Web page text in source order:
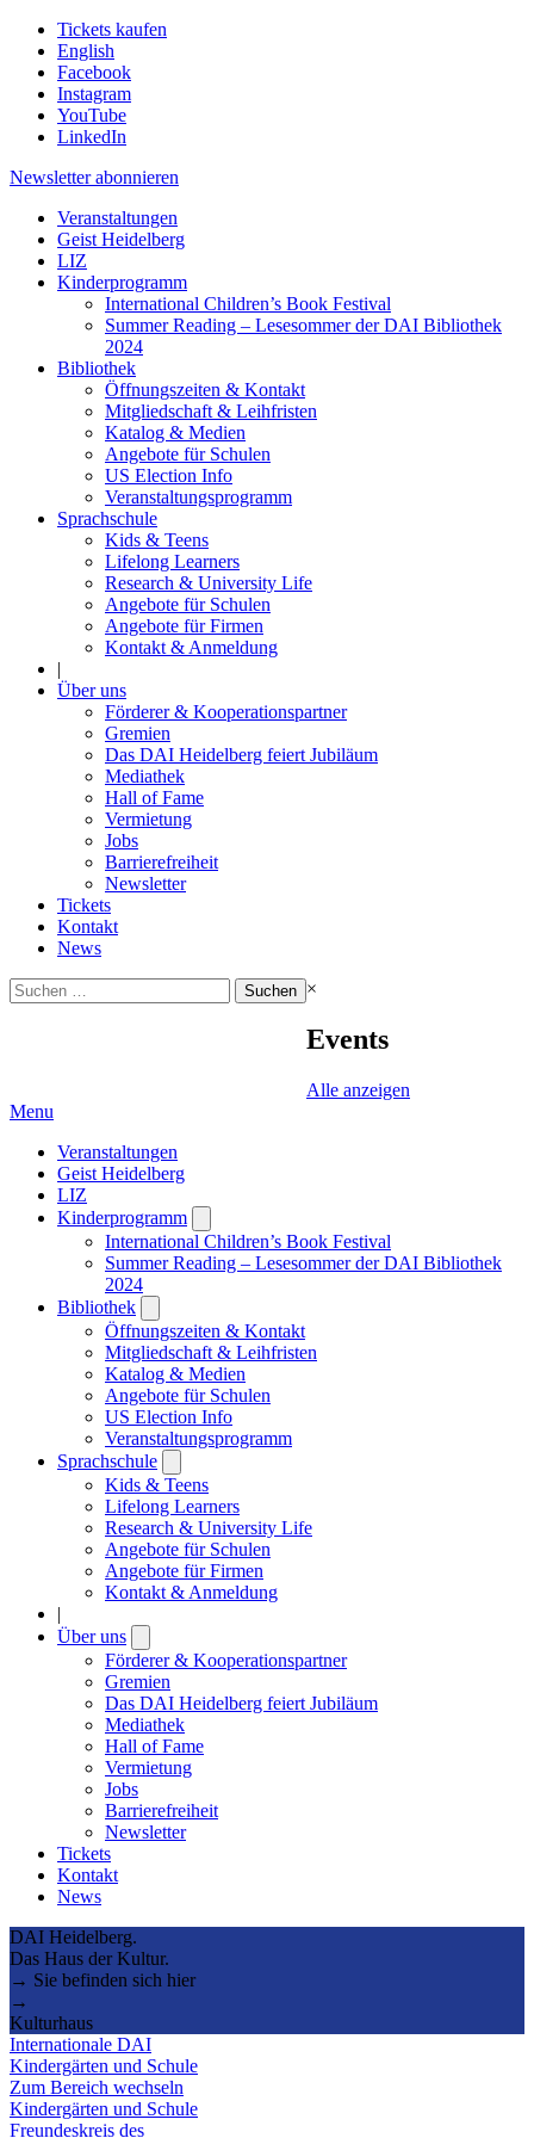
Tickets kaufen
English
Facebook
Instagram
YouTube
LinkedIn
Newsletter abonnieren
Veranstaltungen
Geist Heidelberg
LIZ
Kinderprogramm
International Children’s Book Festival
Summer Reading – Lesesommer der DAI Bibliothek
2024
Bibliothek
Öffnungszeiten & Kontakt
Mitgliedschaft & Leihfristen
Katalog & Medien
Angebote für Schulen
US Election Info
Veranstaltungsprogramm
Sprachschule
Kids & Teens
Lifelong Learners
Research & University Life
Angebote für Schulen
Angebote für Firmen
Kontakt & Anmeldung
|
Über uns
Förderer & Kooperationspartner
Gremien
Das DAI Heidelberg feiert Jubiläum
Mediathek
Hall of Fame
Vermietung
Jobs
Barrierefreiheit
Newsletter
Tickets
Kontakt
News
Suchen
nach:
×
Events
Alle anzeigen
Menu
Veranstaltungen
Geist Heidelberg
LIZ
Kinderprogramm
submenu
International Children’s Book Festival
Summer Reading – Lesesommer der DAI Bibliothek
2024
Bibliothek
submenu
Öffnungszeiten & Kontakt
Mitgliedschaft & Leihfristen
Katalog & Medien
Angebote für Schulen
US Election Info
Veranstaltungsprogramm
Sprachschule
submenu
Kids & Teens
Lifelong Learners
Research & University Life
Angebote für Schulen
Angebote für Firmen
Kontakt & Anmeldung
|
Über uns
submenu
Förderer & Kooperationspartner
Gremien
Das DAI Heidelberg feiert Jubiläum
Mediathek
Hall of Fame
Vermietung
Jobs
Barrierefreiheit
Newsletter
Tickets
Kontakt
News
DAI Heidelberg.
Das Haus der Kultur.
→ Sie befinden sich hier
→
Kulturhaus
Internationale DAI
Kindergärten und Schule
Zum Bereich wechseln
Kindergärten und Schule
Freundeskreis des